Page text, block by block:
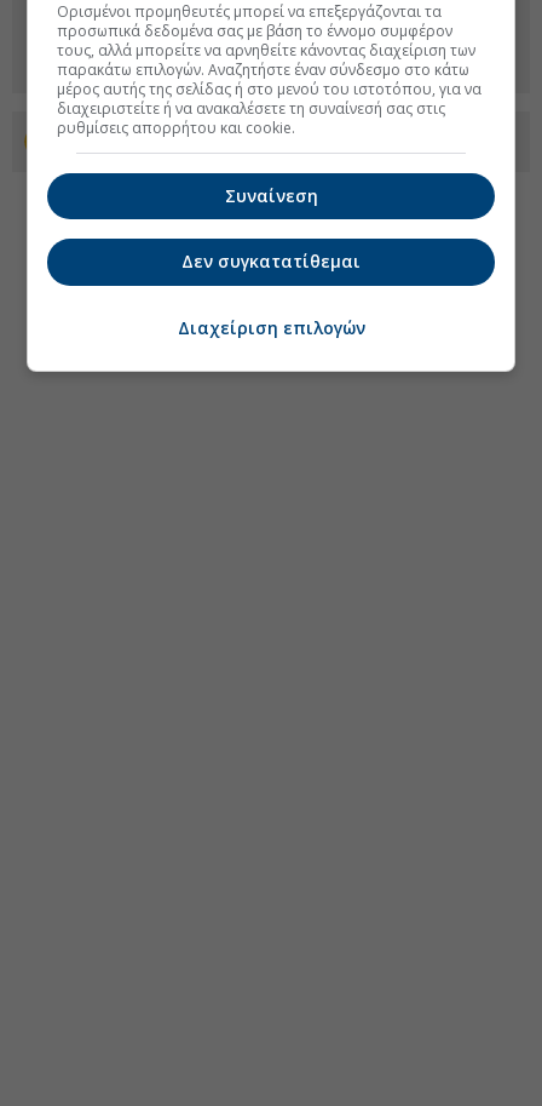
Προσθέστε το euro2day.gr στο Discover
Ορισμένοι προμηθευτές μπορεί να επεξεργάζονται τα
προσωπικά δεδομένα σας με βάση το έννομο συμφέρον
τους, αλλά μπορείτε να αρνηθείτε κάνοντας διαχείριση των
παρακάτω επιλογών. Αναζητήστε έναν σύνδεσμο στο κάτω
μέρος αυτής της σελίδας ή στο μενού του ιστοτόπου, για να
διαχειριστείτε ή να ανακαλέσετε τη συναίνεσή σας στις
ρυθμίσεις απορρήτου και cookie.
Συναίνεση
Δεν συγκατατίθεμαι
Διαχείριση επιλογών